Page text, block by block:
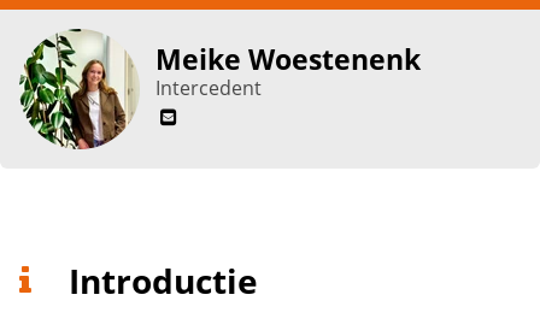
Meike Woestenenk
Intercedent
Introductie